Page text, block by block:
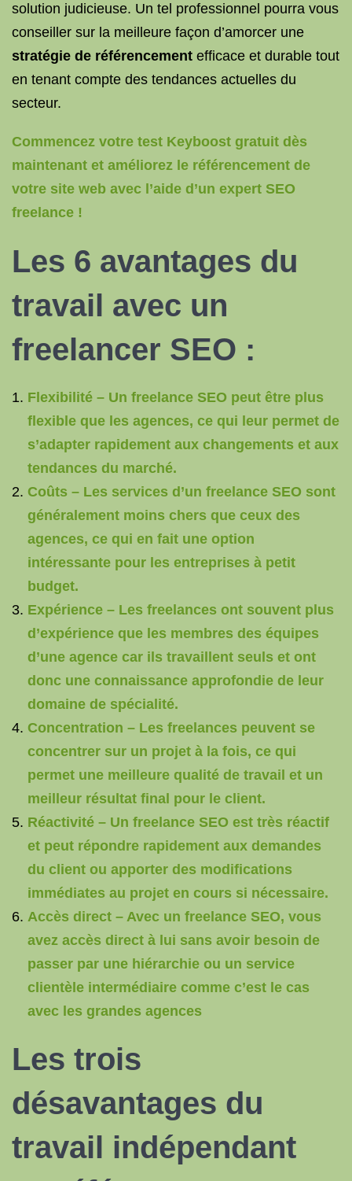
solution judicieuse. Un tel professionnel pourra vous
conseiller sur la meilleure façon d’amorcer une
stratégie de référencement efficace et durable tout
en tenant compte des tendances actuelles du
secteur.
Commencez votre test Keyboost gratuit dès
maintenant et améliorez le référencement de
votre site web avec l’aide d’un expert SEO
freelance !
Les 6 avantages du
travail avec un
freelancer SEO :
Flexibilité – Un freelance SEO peut être plus
flexible que les agences, ce qui leur permet de
s’adapter rapidement aux changements et aux
tendances du marché.
Coûts – Les services d’un freelance SEO sont
généralement moins chers que ceux des
agences, ce qui en fait une option
intéressante pour les entreprises à petit
budget.
Expérience – Les freelances ont souvent plus
d’expérience que les membres des équipes
d’une agence car ils travaillent seuls et ont
donc une connaissance approfondie de leur
domaine de spécialité.
Concentration – Les freelances peuvent se
concentrer sur un projet à la fois, ce qui
permet une meilleure qualité de travail et un
meilleur résultat final pour le client.
Réactivité – Un freelance SEO est très réactif
et peut répondre rapidement aux demandes
du client ou apporter des modifications
immédiates au projet en cours si nécessaire.
Accès direct – Avec un freelance SEO, vous
avez accès direct à lui sans avoir besoin de
passer par une hiérarchie ou un service
clientèle intermédiaire comme c’est le cas
avec les grandes agences
Les trois
désavantages du
travail indépendant